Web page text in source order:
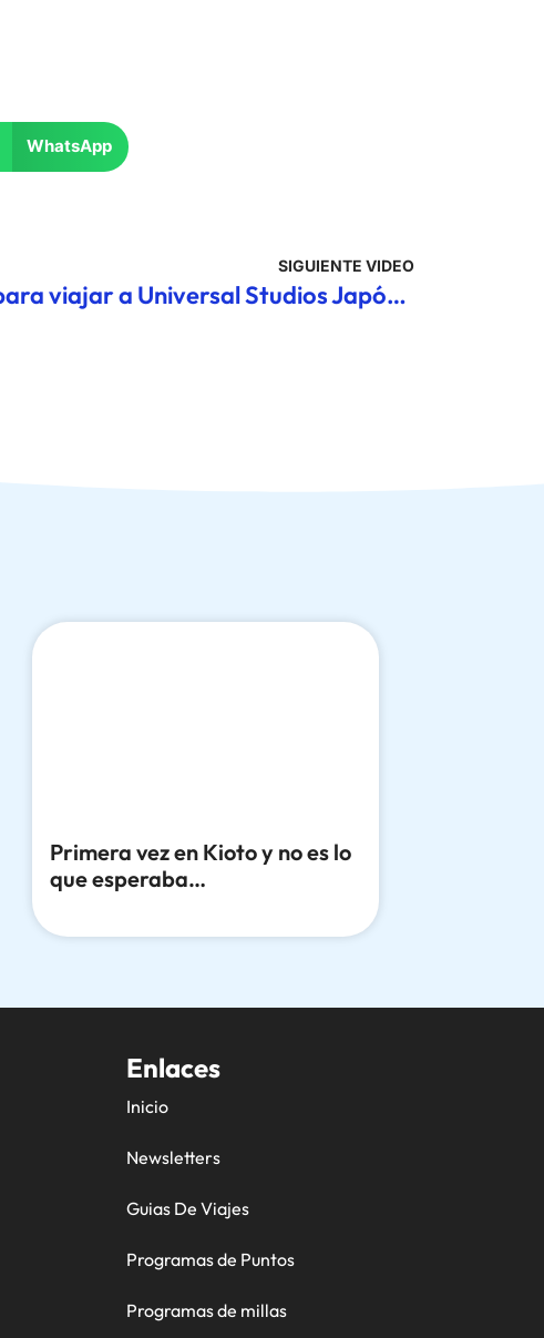
WhatsApp
SIGUIENTE VIDEO
Guía COMPLETA para viajar a Universal Studios Japón en 2025
Primera vez en Kioto y no es lo
que esperaba…
Enlaces
Inicio
Newsletters
Guias De Viajes
Programas de Puntos
Programas de millas